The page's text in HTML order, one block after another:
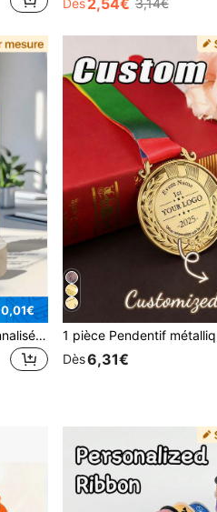
Trophée en acrylique personnalisé avec cadre en bois, peut personnaliser les photos et le texte, 8 styles, conçu spécifiquement pour remercier et honorer les employés à la retraite, trophée sportif transparent, cadeau de reconnaissance, cadeau personnalisé
Dès6,31€